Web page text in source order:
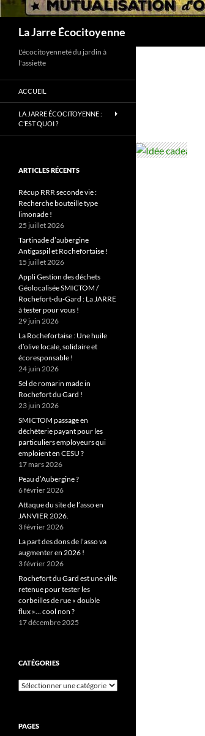
La Jarre Écocitoyenne
L'écocitoyenneté du jardin à
l'assiette
ACCUEIL
LA JARRE ÉCOCITOYENNE :
C’EST QUOI ?
ARTICLES RÉCENTS
Récup RRR seconde vie :
Recherche bouteille type
limonade !
25 juillet 2026
Tartinade d’aubergine
Antigaspil et Rochefortaise !
15 juillet 2026
Appli Gestion des déchets
Géolocalisée SMICTOM /
Rochefort-du-Gard : La JARRE
à tester pour vous !
29 juin 2026
La Rochefortaise : Une huile
d’olive locale, solidaire et
écoresponsable !
24 juin 2026
Sel de romarin made in
Rochefort du Gard !
23 juin 2026
SMICTOM passage en
déchèterie payant pour les
particuliers employeurs qui
emploient en CESU ?
17 mars 2026
Peau d’Aubergine ?
6 février 2026
Attaque du site de l’asso en
JANVIER 2026.
3 février 2026
La part des dons de l’asso va
augmenter en 2026 !
3 février 2026
Rochefort du Gard est une ville
retenue pour tester les
corbeilles de rue « double
flux »… cool non ?
17 décembre 2025
CATÉGORIES
Catégories
PAGES